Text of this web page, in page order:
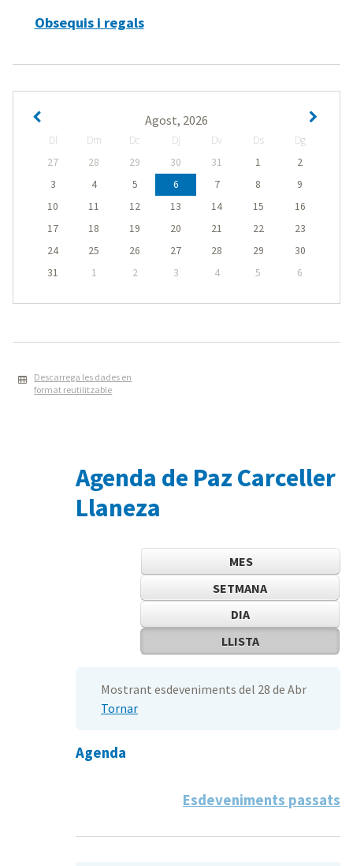
Obsequis i regals
Agost, 2026
Dl Dm Dc Dj Dv Ds
Dg
27
28 29 30 31 1
2
3
4 5 6 7 8
9
10
11 12 13 14 15
16
17
18 19 20 21 22
23
24
25 26 27 28 29
30
31
1 2 3 4 5 6
Descarrega les dades en
format reutilitzable
Agenda de Paz Carceller
Llaneza
MES
SETMANA
DIA
LLISTA
Mostrant esdeveniments del 28 de Abr
Tornar
Agenda
Esdeveniments passats